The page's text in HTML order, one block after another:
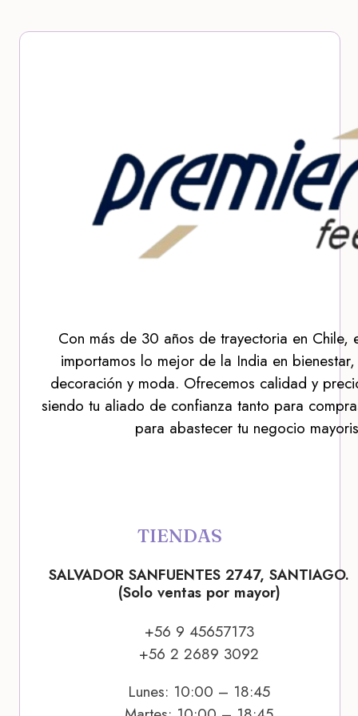
Con más de 30 años de trayectoria en Chile,
importamos lo mejor de la India en
decoración y moda. Ofrecemos calidad y
siendo tu aliado de confianza tanto para
para abastecer tu negocio
TIENDAS
SALVADOR SANFUENTES 2747, SANTIAGO.
(Solo ventas por mayor)
+56 9 45657173
+56 2 2689 3092
Lunes: 10:00 – 18:45